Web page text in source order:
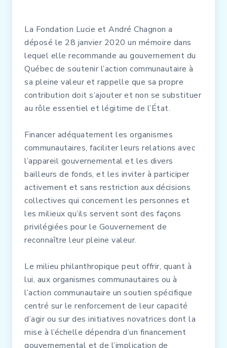
La Fondation Lucie et André Chagnon a
déposé le 28 janvier 2020 un mémoire dans
lequel elle recommande au gouvernement du
Québec de soutenir l’action communautaire à
sa pleine valeur et rappelle que sa propre
contribution doit s’ajouter et non se substituer
au rôle essentiel et légitime de l’État.
Financer adéquatement les organismes
communautaires, faciliter leurs relations avec
l’appareil gouvernemental et les divers
bailleurs de fonds, et les inviter à participer
activement et sans restriction aux décisions
collectives qui concernent les personnes et
les milieux qu’ils servent sont des façons
privilégiées pour le Gouvernement de
reconnaître leur pleine valeur.
Le milieu philanthropique peut offrir, quant à
lui, aux organismes communautaires ou à
l’action communautaire un soutien spécifique
centré sur le renforcement de leur capacité
d’agir ou sur des initiatives novatrices dont la
mise à l’échelle dépendra d’un financement
gouvernemental et de l’implication de